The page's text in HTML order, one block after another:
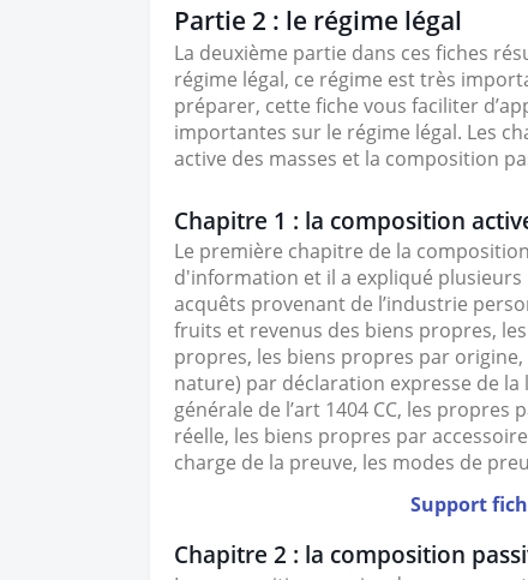
Partie 2 : le régime légal
La deuxième partie dans ces fiches
régime légal, ce régime est très
préparer, cette fiche vous faciliter
importantes sur le régime légal. Les
active des masses et la composition
Chapitre 1 : la composition
Le première chapitre de la
d'information et il a expliqué
acquêts provenant de l’industrie
fruits et revenus des biens propres,
propres, les biens propres par
nature) par déclaration expresse de
générale de l’art 1404 CC, les
réelle, les biens propres par
charge de la preuve, les modes de
Support
Chapitre 2 : la composition